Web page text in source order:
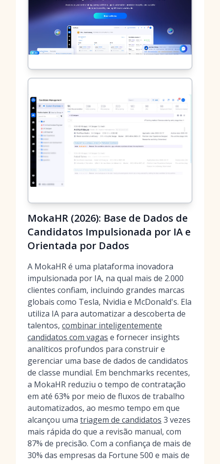
MokaHR (2026): Base de Dados de
Candidatos Impulsionada por IA e
Orientada por Dados
A MokaHR é uma plataforma inovadora
impulsionada por IA, na qual mais de 2.000
clientes confiam, incluindo grandes marcas
globais como Tesla, Nvidia e McDonald's. Ela
utiliza IA para automatizar a descoberta de
talentos, combinar inteligentemente
candidatos com vagas e fornecer insights
analíticos profundos para construir e
gerenciar uma base de dados de candidatos
de classe mundial. Em benchmarks recentes,
a MokaHR reduziu o tempo de contratação
em até 63% por meio de fluxos de trabalho
automatizados, ao mesmo tempo em que
alcançou uma triagem de candidatos 3 vezes
mais rápida do que a revisão manual, com
87% de precisão. Com a confiança de mais de
30% das empresas da Fortune 500 e mais de